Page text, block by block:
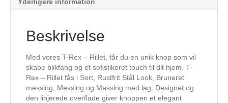
Yderligere information
Beskrivelse
Med vores T-Rex – Rillet, får du en unik knop som vil
skabe blikfang og et sofistikeret touch til dit hjem. T-
Rex – Rillet fås i Sort, Rustfrit Stål Look, Bruneret
messing, Messing og Messing med lag. Designet og
den linjerede overflade giver knoppen et elegant